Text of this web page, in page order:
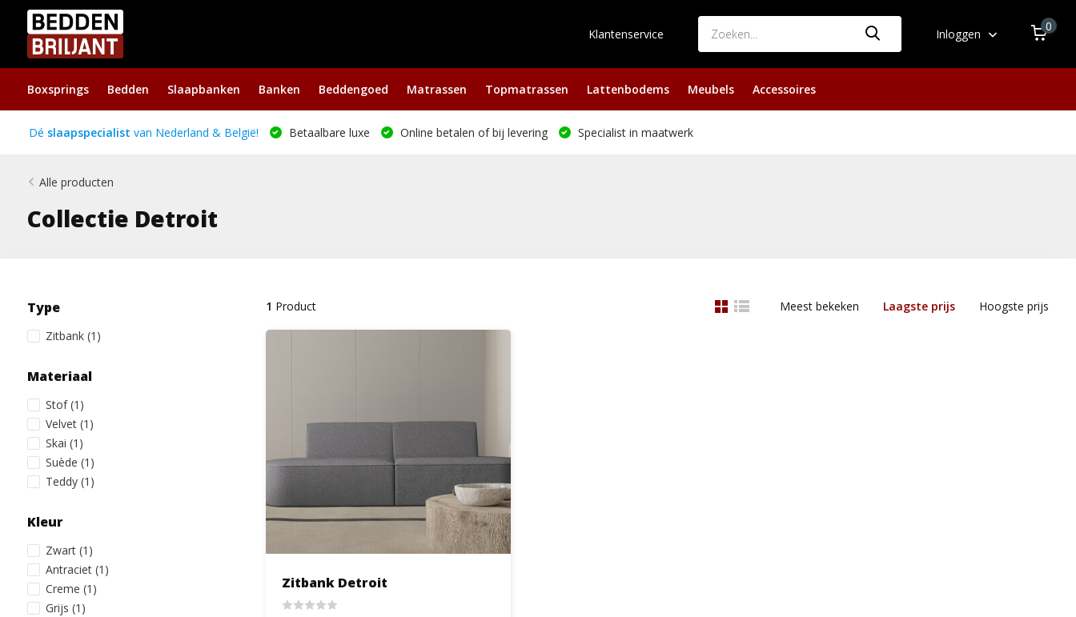
Klantenservice Inloggen
0
Boxsprings Bedden Slaapbanken Banken Beddengoed Matrassen Topmatrassen Lattenbodems Meubels Accessoires
Dé slaapspecialist van Nederland & België! Betaalbare luxe Online betalen of bij levering Specialist in maatwerk
Alle producten
Collectie Detroit
Type
Zitbank (1)
Materiaal
Stof(1)
Velvet (1)
Skai (1)
Suède (1)
Teddy (1)
Kleur
Zwart (1)
Antraciet (1)
Creme (1)
Grijs (1)
1 Product Meest bekeken Laagste prijs Hoogste prijs
Zitbank Detroit